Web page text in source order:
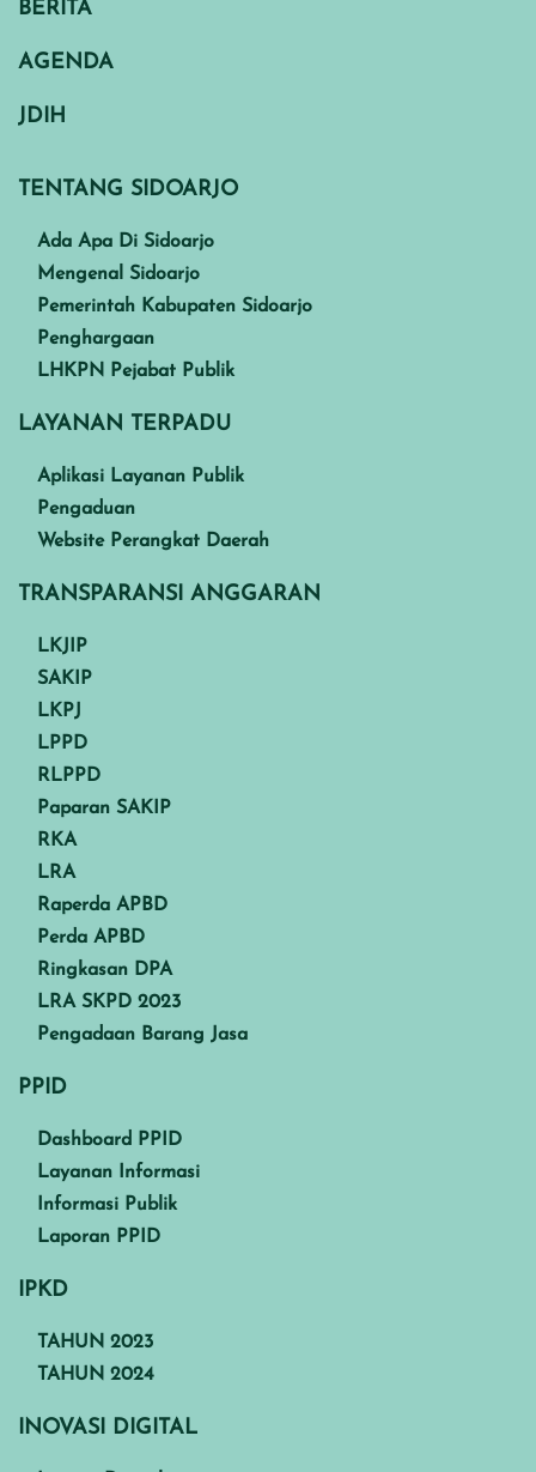
BERITA
AGENDA
JDIH
TENTANG SIDOARJO
Ada Apa Di Sidoarjo
Mengenal Sidoarjo
Pemerintah Kabupaten Sidoarjo
Penghargaan
LHKPN Pejabat Publik
LAYANAN TERPADU
Aplikasi Layanan Publik
Pengaduan
Website Perangkat Daerah
TRANSPARANSI ANGGARAN
LKJIP
SAKIP
LKPJ
LPPD
RLPPD
Paparan SAKIP
RKA
LRA
Raperda APBD
Perda APBD
Ringkasan DPA
LRA SKPD 2023
Pengadaan Barang Jasa
PPID
Dashboard PPID
Layanan Informasi
Informasi Publik
Laporan PPID
IPKD
TAHUN 2023
TAHUN 2024
INOVASI DIGITAL